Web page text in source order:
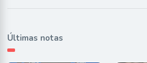
Últimas notas